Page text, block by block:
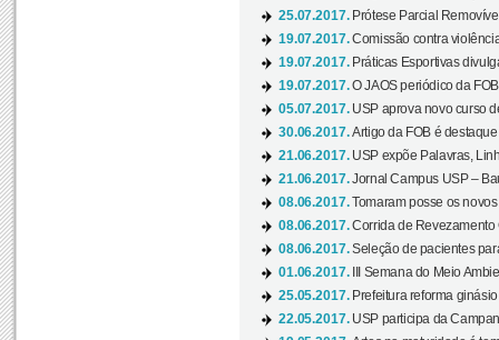
25.07.2017. Prótese Parcial
19.07.2017.Comissão contra
19.07.2017. Práticas Esportivas
19.07.2017.O JAOS periódico da
05.07.2017. USP aprova novo curso
30.06.2017.Artigo da FOB é
21.06.2017. USP expõe Palavras,
21.06.2017.Jornal Campus USP –
08.06.2017.Tomaram posse os
08.06.2017.Corrida de Revezamento
08.06.2017.Seleção de pacientes
01.06.2017.
III Semana do Meio
25.05.2017. Prefeitura reforma
22.05.2017. USP participa da